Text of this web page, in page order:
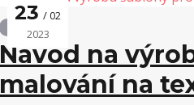
23 02
2023
Návody
Návod na
malování na